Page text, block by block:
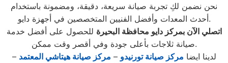
نحن نضمن لكِ تجربة صيانة سريعة، دقيقة، ومضمونة باستخدام
أحدث المعدات وأفضل الفنيين المتخصصين في أجهزة دايو.
اتصلي الآن بمركز دايو محافظة البحيرة للحصول على أفضل خدمة
صيانة ثلاجات بأعلى جودة وفي أقصر وقت ممكن.
لدينا ايضا مركز صيانة تورنيدو – مركز صيانة هيتاشي المعتمد –